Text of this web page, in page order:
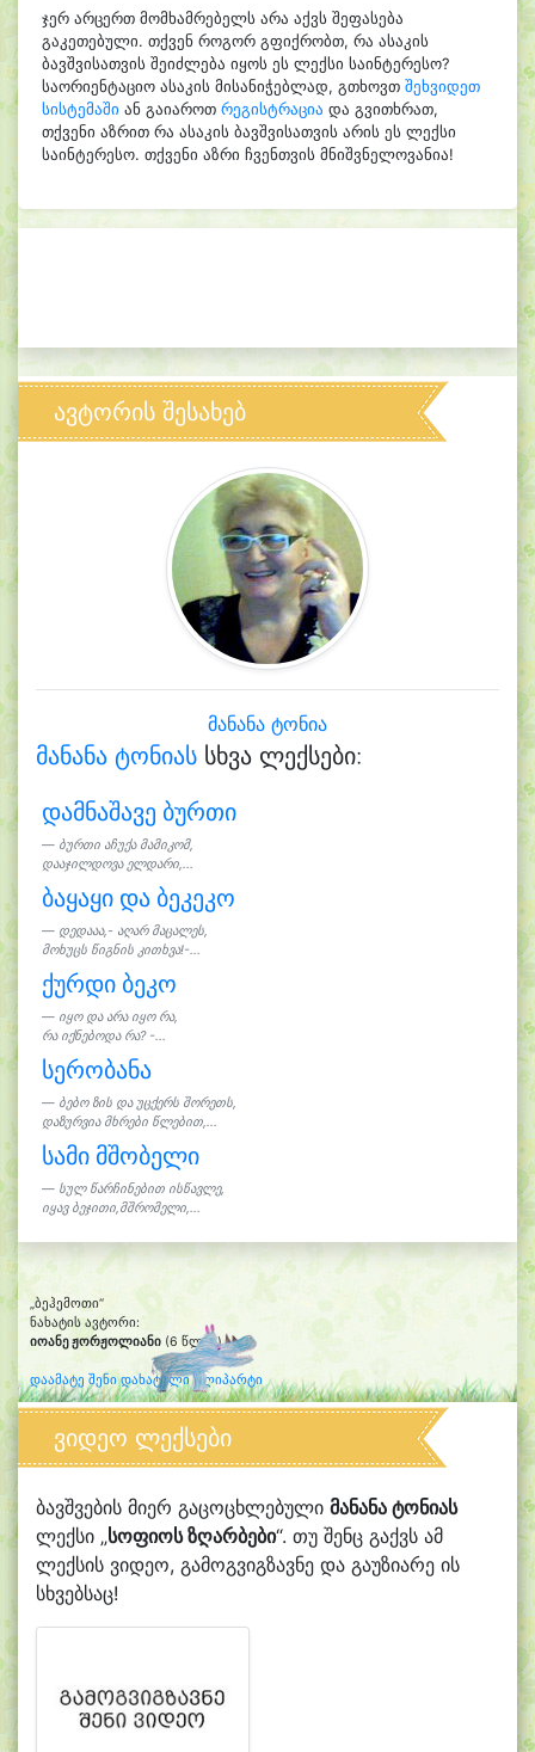
ჯერ არცერთ მომხამრებელს არა აქვს შეფასება
გაკეთებული. თქვენ როგორ გფიქრობთ, რა ასაკის
ბავშვისათვის შეიძლება იყოს ეს ლექსი საინტერესო?
საორიენტაციო ასაკის მისანიჭებლად, გთხოვთ შეხვიდეთ
სისტემაში ან გაიაროთ რეგისტრაცია და გვითხრათ,
თქვენი აზრით რა ასაკის ბავშვისათვის არის ეს ლექსი
საინტერესო. თქვენი აზრი ჩვენთვის მნიშვნელოვანია!
ავტორის შესახებ
მანანა ტონია
მანანა ტონიას სხვა ლექსები:
დამნაშავე ბურთი
ბურთი აჩუქა მამიკომ,
დააჯილდოვა ელდარი,...
ბაყაყი და ბეკეკო
დედააა,- აღარ მაცალეს,
მოხუცს წიგნის კითხვა!-...
ქურდი ბეკო
იყო და არა იყო რა,
რა იქნებოდა რა? -...
სერობანა
ბებო ზის და უცქერს შორეთს,
დაზურვია მხრები წლებით,...
სამი მშობელი
სულ წარჩინებით ისწავლე,
იყავ ბეჯითი,მშრომელი,...
„ბეჰემოთი“
ნახატის ავტორი:
იოანე ჟორჟოლიანი (6 წლის)
დაამატე შენი დახატული კლიპარტი
ვიდეო ლექსები
ბავშვების მიერ გაცოცხლებული მანანა ტონიას
ლექსი „სოფიოს ზღარბები“. თუ შენც გაქვს ამ
ლექსის ვიდეო, გამოგვიგზავნე და გაუზიარე ის
სხვებსაც!